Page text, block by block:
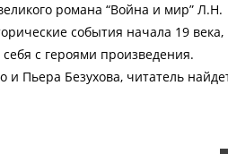
романа “Война и мир” Л.Н.
события начала 19 века,
с героями произведения.
и Пьера Безухова, читатель